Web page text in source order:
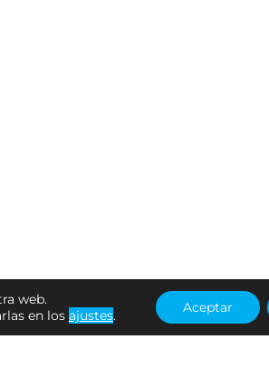
web.
en los ajustes. Aceptar